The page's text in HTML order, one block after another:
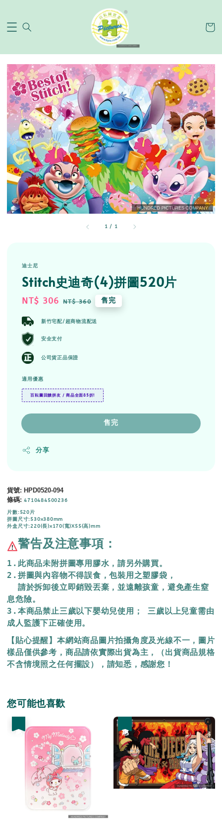
1 / 1
迪士尼
Stitch史迪奇(4)拼圖520片
Sale
NT$ 306 Regular
NT$ 360 售完
新竹宅配/超商物流配送
安全支付
公司貨正品保證
適用優惠
百耘圖回饋拼友 / 商品全面85折!
售完
分享
貨號: HPD0520-094
條碼:4710484500236
片數:520片
拼圖尺寸:530x380mm
外盒尺寸:220(長)x170(寬)X55(高)mm
警告及注意事項：
1.此商品未附拼圖專用膠水，請另外購買。
2.拼圖與內容物不得誤食，包裝用之塑膠袋，
  請於拆卸後立即銷毀丟棄，
並遠離孩童，避免產生窒
息危險。
3.本商品禁止三歲以下嬰幼兒使用； 三歲以上兒童需由
成人監護下正確使用。
【貼心提醒】本網站商品圖片拍攝角度及光線不一，圖片
樣品僅供參考，商品請依實際出貨為主，（出貨商品規格
不含情境照之任何擺設），請知悉，感謝您！
您可能也喜歡